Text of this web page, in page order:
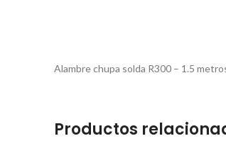
Alambre chupa solda R300 – 1.5
Productos